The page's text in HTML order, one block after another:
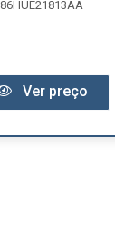
86HUE21813AA
Ver preço